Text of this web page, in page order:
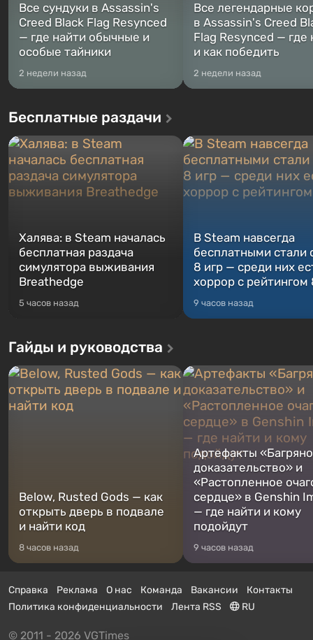
Все сундуки в Assassin's
Creed Black Flag Resynced
— где найти обычные и
особые тайники
2 недели назад
Все легендарные
в Assassin's Creed
Flag Resynced — где
и как победить
2 недели назад
Бесплатные раздачи
Халява: в Steam началась
бесплатная раздача
симулятора выживания
Breathedge
5 часов назад
В Steam навсегда
бесплатными стали
8 игр — среди них
хоррор с рейтингом
9 часов назад
Гайды и руководства
Below, Rusted Gods — как
открыть дверь в подвале
и найти код
8 часов назад
Артефакты
доказательство» и
«Растопленное
сердце» в Genshin
— где найти и кому
подойдут
9 часов назад
Справка Реклама О нас Команда Вакансии
Контакты
Политика конфиденциальности
Лента RSS RU
© 2011 - 2026 VGTimes